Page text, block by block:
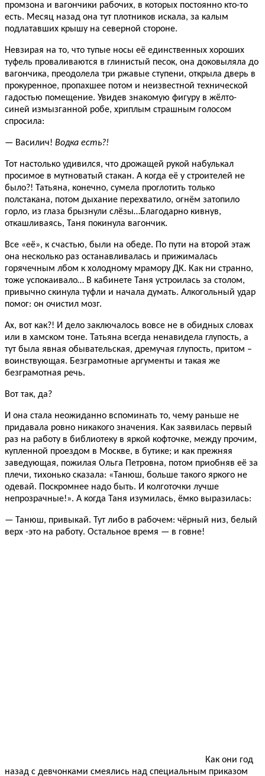
промзона и вагончики рабочих, в которых постоянно кто-то
есть. Месяц назад она тут плотников искала, за калым
подлатавших крышу на северной стороне.
Невзирая на то, что тупые носы её единственных хороших
туфель проваливаются в глинистый песок, она доковыляла до
вагончика, преодолела три ржавые ступени, открыла дверь в
прокуренное, пропахшее потом и неизвестной технической
гадостью помещение. Увидев знакомую фигуру в жёлто-
синей измызганной робе, хриплым страшным голосом
спросила:
— Василич! Водка есть?!
Тот настолько удивился, что дрожащей рукой набулькал
просимое в мутноватый стакан. А когда её у строителей не
было?! Татьяна, конечно, сумела проглотить только
полстакана, потом дыхание перехватило, огнём затопило
горло, из глаза брызнули слёзы…Благодарно кивнув,
откашливаясь, Таня покинула вагончик.
Все «её», к счастью, были на обеде. По пути на второй этаж
она несколько раз останавливалась и прижималась
горячечным лбом к холодному мрамору ДК. Как ни странно,
тоже успокаивало… В кабинете Таня устроилась за столом,
привычно скинула туфли и начала думать. Алкогольный удар
помог: он очистил мозг.
Ах, вот как?! И дело заключалось вовсе не в обидных словах
или в хамском тоне. Татьяна всегда ненавидела глупость, а
тут была явная обывательская, дремучая глупость, притом –
воинствующая. Безграмотные аргументы и такая же
безграмотная речь.
Вот так, да?
И она стала неожиданно вспоминать то, чему раньше не
придавала ровно никакого значения. Как заявилась первый
раз на работу в библиотеку в яркой кофточке, между прочим,
купленной проездом в Москве, в бутике; и как прежняя
заведующая, пожилая Ольга Петровна, потом приобняв её за
плечи, тихонько сказала: «Танюш, больше такого яркого не
одевай. Поскромнее надо быть. И колготочки лучше
непрозрачные!». А когда Таня изумилась, ёмко выразилась:
— Танюш, привыкай. Тут либо в рабочем: чёрный низ, белый
верх -это на работу. Остальное время — в говне!
Как они год
назад с девчонками смеялись над специальным приказом